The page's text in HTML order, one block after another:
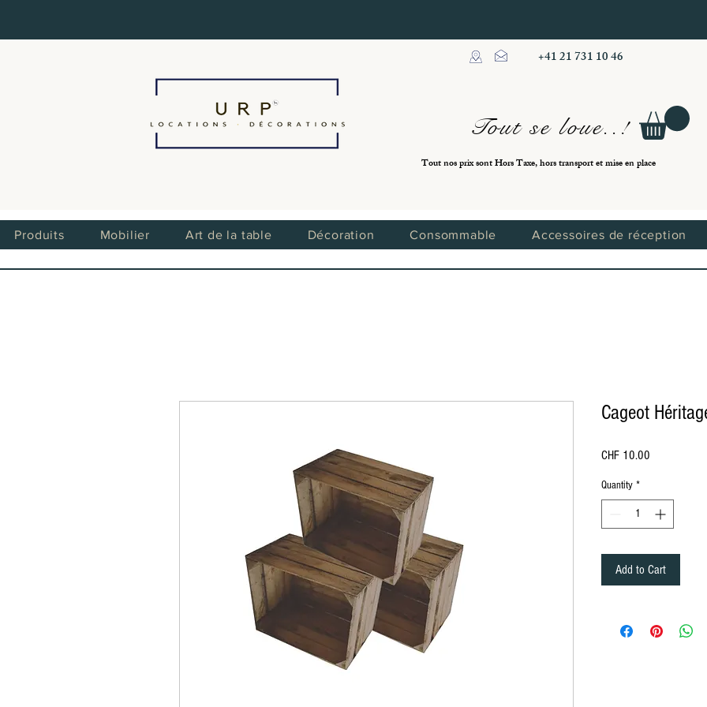
+41 21 731 10 46
Tout se loue..!
Tout nos prix sont Hors Taxe, hors transport et mise en place
Produits Mobilier Art de la table Décoration Consommable Accessoires de réception
locations évènementielle Lausanne Berne Fribourg Zürich, location de mobilier à Lausanne Berne Fribourg Zürich
, location de chaise à Lausanne Berne Fribourg Zürich, location de
décorations Lausanne Berne Fribourg Zürich, Location de mobilier en Suisse, Location de mobilier Lausanne, Location de mobilier à Montreux, Location de mobilier à Zurich, Location de mobilier en Valais, Location
mobilier Nyon, Location de mobilier à Genève, Location de mobilier à Bern, Location de mobilier à Bale, Location de mobilier à Saint-Moritz, Location de mobilier à Davos, Location de mobilier Gstaad, Location de
mobilier à Vevey, Location de mobilier à Yverdon, Location de mobilier au Grison, Location de mobilier au Jura, Location de mobilier à Paris, Location de mobilier à Delémont, Location de mobilier Lausanne, Location
Intérieures, Location de mobilier Appenzell Rhodes-Extérieures, Location de mobilier Bâle-Campagne, Location de mobilier Liestal, Location de mobilier Fribourg, Location de mobilier Glaris, Location de mobilier
Location de mobilier Obwald, Location de mobilier Saint-Gall, Location de mobilier Schaffhouse, Location de mobilier Sarnen, Location de mobilier Stans, Location de mobilier Coire, Location de mobilier Liestal,
mobilier Schwytz, Location de mobilier Thurgovie, Location de mobilier Frauenfeld, Location de mobilier Tessin, Location de mobilier Bellinzone, Location de mobilier Uri, Location de mobilier Altdorf, Location de
Location de mobilier, Table Ronde, Table rectangulaire, Table Haute, Table Mange débout, Housse Mange débout, Nappe de table ronde, nappe de table carré, nappe de table rectangulaire, Chaise , Chaise Napoléon,
Mobilier baroque, Mobilier Vintage, Tapis rouge, exposition, conférence, évènement, séparation, cloison, chaise en bois, chaise en plexiglass, Miroir, Décoration de table, Mariage, Art de la table, décoration Gatsby,
Tabouret de bar, Chandelier, Vase, Luminaire, Photophore, coussin, couteau de table, fourchette de table, cuillère, Housse de Chaise, Serviette de table, Végétation, Totem, Stèle, Pipe and Dripe, Rideaux, paravent,
rental in Lausanne Bern Friborg Zürich, chair rental in Lausanne Bern Friborg Zürich, rental of furniture and chairs in Bern in Friborg in Zürich, rental of furniture and decorations Lausanne Berne Friborg Zürich,
furniture in Montreux, Rental of furniture in Zurich, Rental of furniture in Valais, Rental of furniture in Lausanne, Rental of furniture in Lucerne, Rental of furniture Nyon, Rental of furniture in Geneva, Rental of furniture
Cageot
CHF 10.00
Quantity *
Add to Cart